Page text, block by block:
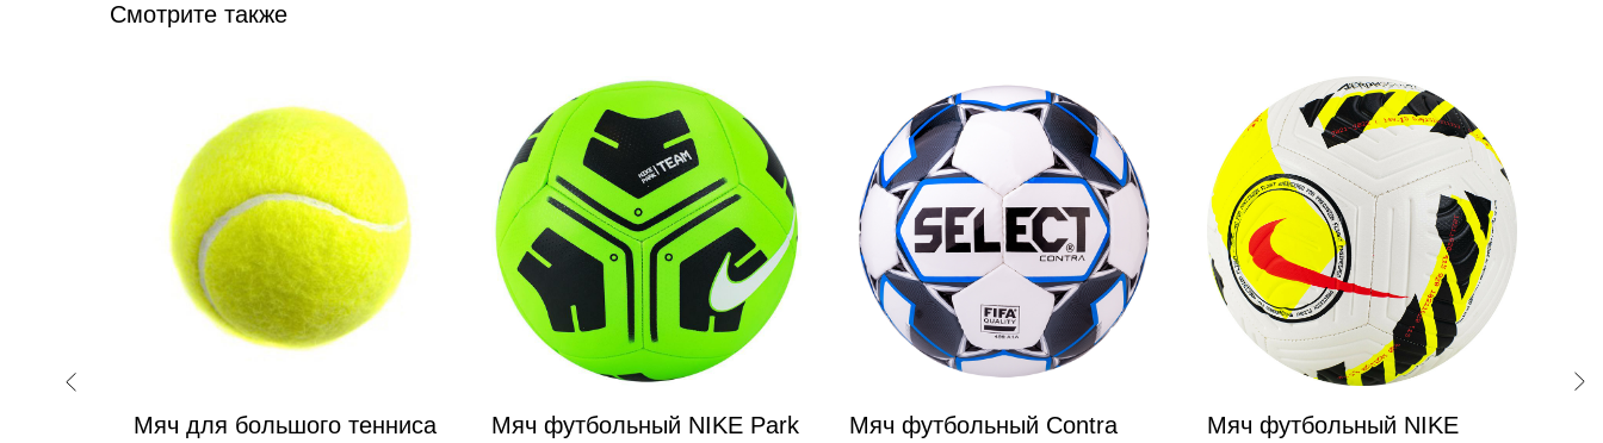
Смотрите также
Мяч для большого тенниса
Мяч футбольный NIKE Park
Мяч футбольный Contra
Мяч футбольный NIKE